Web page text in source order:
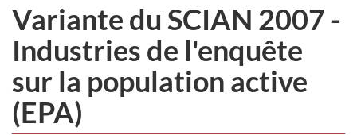
Variante du SCIAN 2007 -
Industries de l'enquête
sur la population active
(EPA)